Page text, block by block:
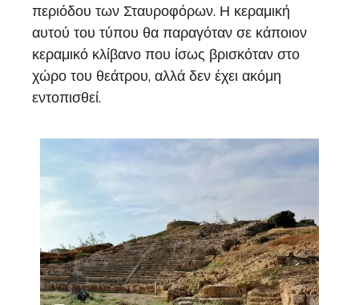
περιόδου των Σταυροφόρων. Η κεραμική
αυτού του τύπου θα παραγόταν σε κάποιον
κεραμικό κλίβανο που ίσως βρισκόταν στο
χώρο του θεάτρου, αλλά δεν έχει ακόμη
εντοπισθεί.